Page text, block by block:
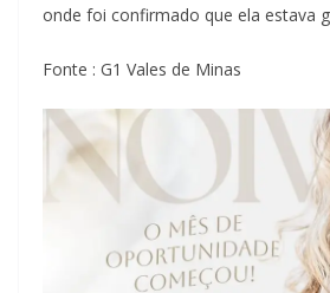
onde foi confirmado que ela estava
Fonte : G1 Vales de Minas